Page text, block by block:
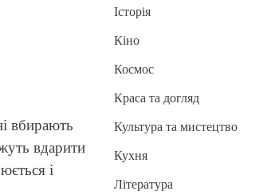
вбирають
вдарити
і
Історія
Кіно
Космос
Краса та догляд
Культура та мистецтво
Кухня
Література